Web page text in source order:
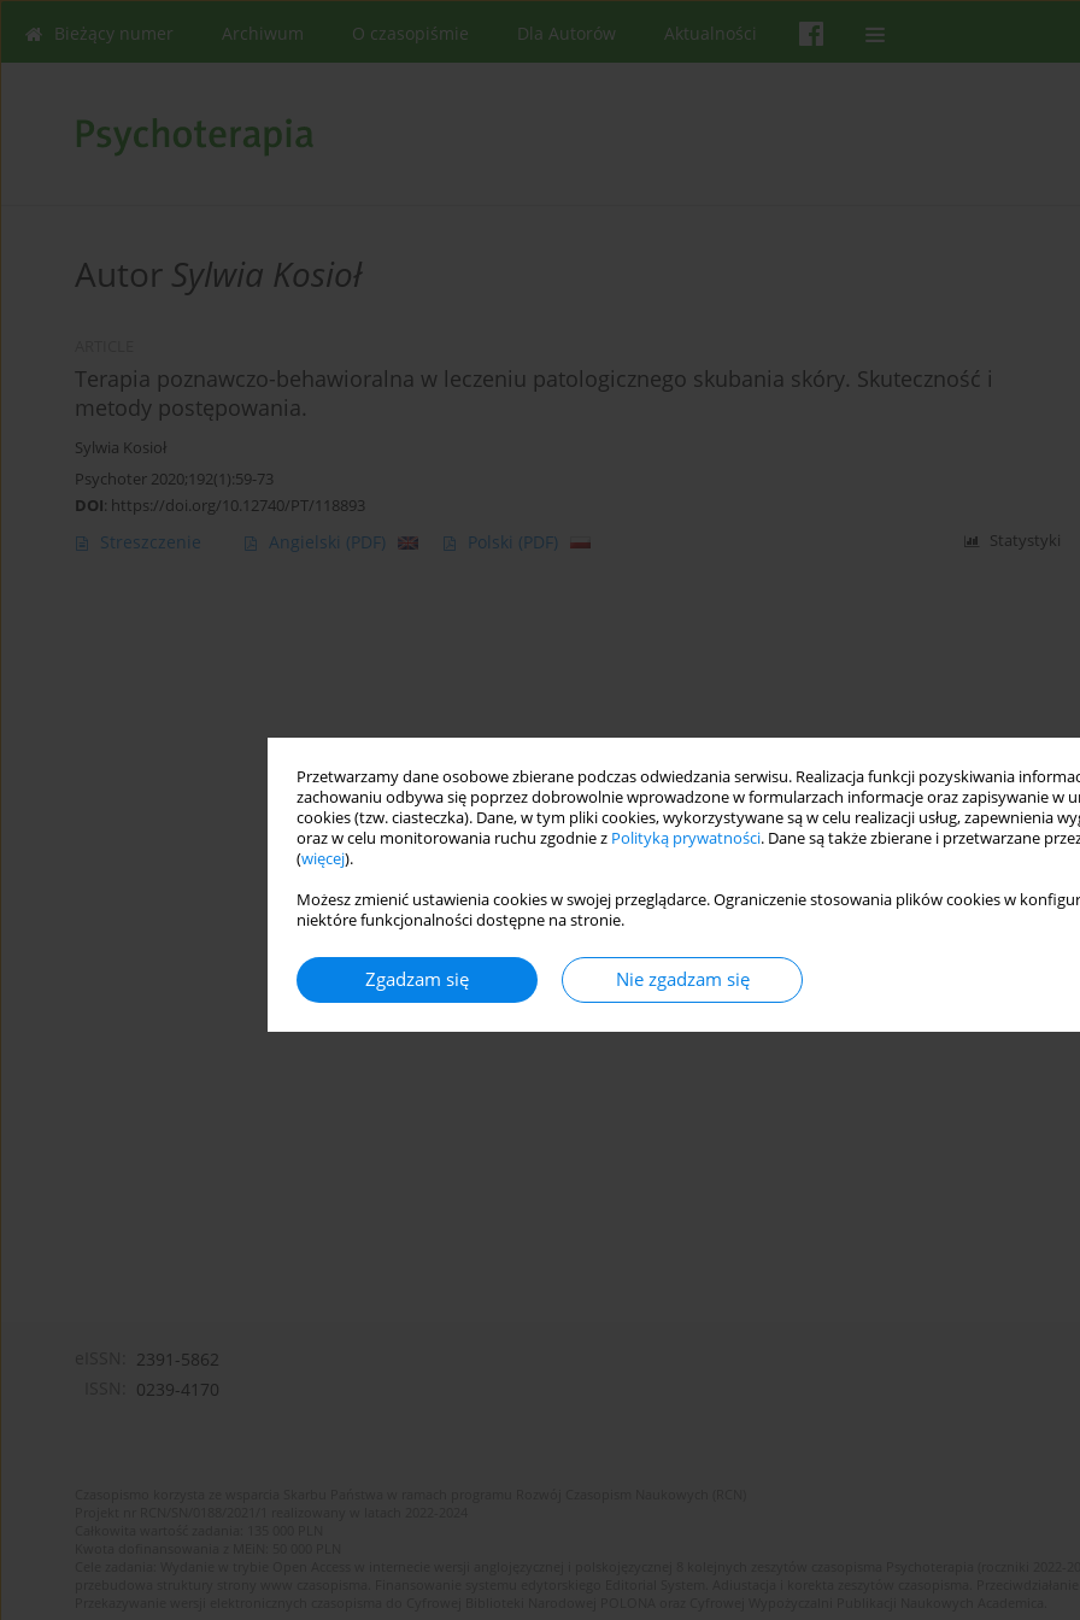
Przetwarzamy dane osobowe zbierane podczas odwiedzania serwisu. Realizacja funkcji pozyskiwania
zachowaniu odbywa się poprzez dobrowolnie wprowadzone w formularzach informacje oraz zapisywanie w
cookies (tzw. ciasteczka). Dane, w tym pliki cookies, wykorzystywane są w celu realizacji usług, zapewnienia
oraz w celu monitorowania ruchu zgodnie z Polityką prywatności. Dane są także zbierane i przetwarzane
(więcej).
Możesz zmienić ustawienia cookies w swojej przeglądarce. Ograniczenie stosowania plików cookies w
niektóre funkcjonalności dostępne na stronie.
Zgadzam się Nie zgadzam się
Bieżący numer Archiwum O czasopiśmie Dla Autorów Aktualności
Autor Sylwia Kosioł
Terapia poznawczo-behawioralna w leczeniu patologicznego skubania skóry. Skuteczność i
metody postępowania.
Sylwia Kosioł
Psychoter 2020;192(1):59-73
DOI: https://doi.org/10.12740/PT/118893
Streszczenie Angielski (PDF) Polski (PDF) Statystyki
2391-5862
0239-4170